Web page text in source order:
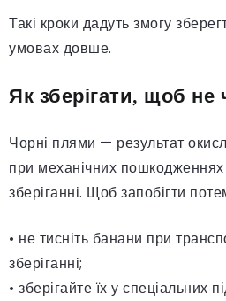
Такі кроки дадуть змогу
умовах довше.
Як зберігати, щоб не
Чорні плями — результат
при механічних
зберіганні. Щоб запобігти
• не тисніть банани при
зберіганні;
• зберігайте їх у спеціальних